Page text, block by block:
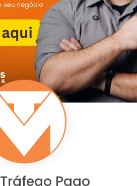
AGENDE AQUI
Pago